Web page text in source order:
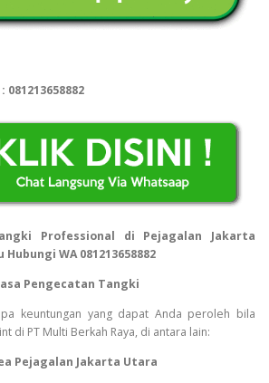
081213658882
Professional di Pejagalan Jakarta
WA 081213658882
Pengecatan Tangki
keuntungan yang dapat Anda peroleh bila
di PT Multi Berkah Raya, di antara lain:
Pejagalan Jakarta Utara